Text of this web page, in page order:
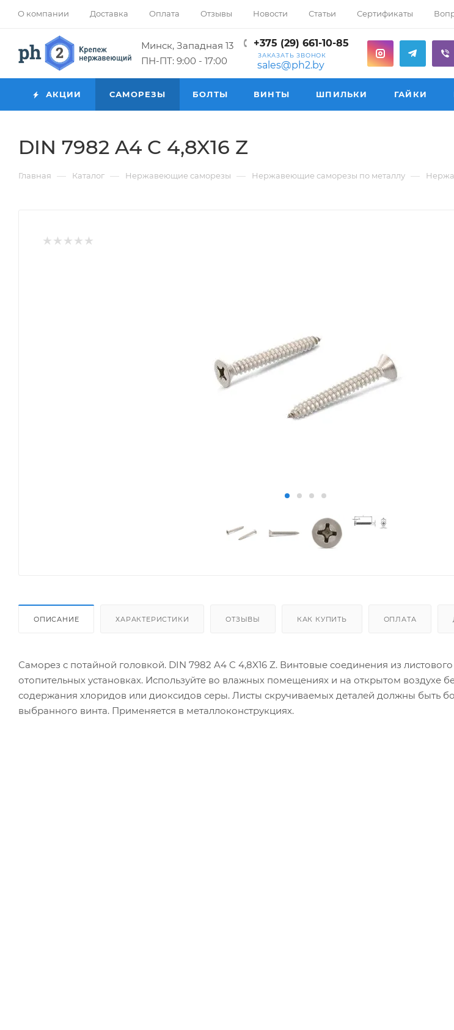
О компании Доставка Оплата Отзывы Новости Статьи Сертификаты
Минск, Западная 13
ПН-ПТ: 9:00 - 17:00
+375 (29) 661-10-85
ЗАКАЗАТЬ ЗВОНОК
sales@ph2.by
АКЦИИ САМОРЕЗЫ БОЛТЫ ВИНТЫ ШПИЛЬКИ ГАЙКИ
DIN 7982 A4 C 4,8X16 Z
Главная — Каталог — Нержавеющие саморезы — Нержавеющие саморезы по металлу —
ОПИСАНИЕ ХАРАКТЕРИСТИКИ ОТЗЫВЫ КАК КУПИТЬ ОПЛАТА
Саморез с потайной головкой. DIN 7982 A4 C 4,8X16 Z. Винтовые соединения из
отопительных установках. Используйте во влажных помещениях и на открытом воздухе
содержания хлоридов или диоксидов серы. Листы скручиваемых деталей должны быть
выбранного винта. Применяется в металлоконструкциях.